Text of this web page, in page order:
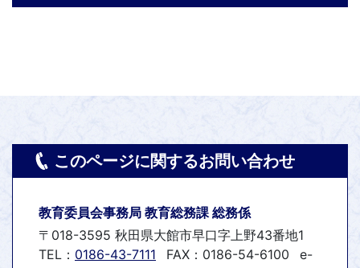
このページに関するお問い合わせ
教育委員会事務局 教育総務課 総務係
〒018-3595 秋田県大館市早口字上野43番地1
TEL： 0186-43-7111 FAX：0186-54-6100
e-